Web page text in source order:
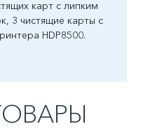
карт с липким
3 чистящие карты с
HDP8500.